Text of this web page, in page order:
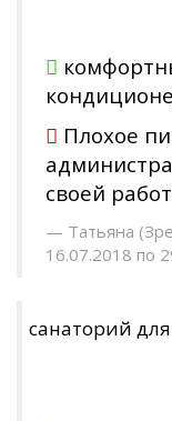
Плохое
своей
Татьяна
16.07.2018 по
санаторий